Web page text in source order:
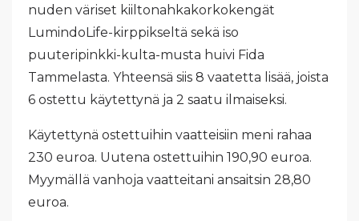
nuden väriset kiiltonahkakorkokengät
LumindoLife-kirppikseltä sekä iso
puuteripinkki-kulta-musta huivi Fida
Tammelasta. Yhteensä siis 8 vaatetta lisää, joista
6 ostettu käytettynä ja 2 saatu ilmaiseksi.
Käytettynä ostettuihin vaatteisiin meni rahaa
230 euroa. Uutena ostettuihin 190,90 euroa.
Myymällä vanhoja vaatteitani ansaitsin 28,80
euroa.